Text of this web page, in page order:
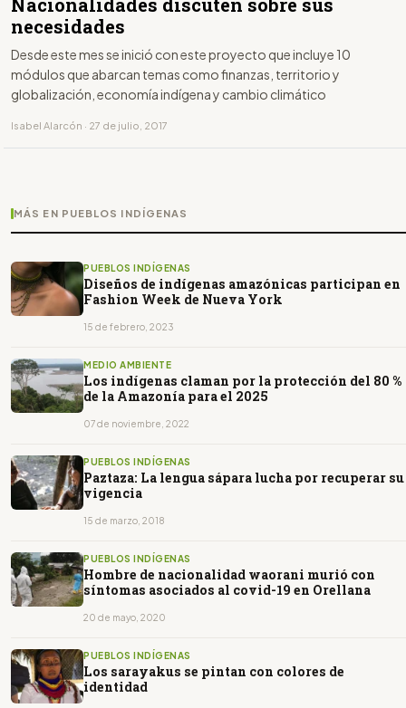
Nacionalidades discuten sobre sus
necesidades
Desde este mes se inició con este proyecto que incluye 10
módulos que abarcan temas como finanzas, territorio y
globalización, economía indígena y cambio climático
Isabel Alarcón · 27 de julio, 2017
MÁS EN PUEBLOS INDÍGENAS
PUEBLOS INDÍGENAS
Diseños de indígenas amazónicas participan en
Fashion Week de Nueva York
15 de febrero, 2023
MEDIO AMBIENTE
Los indígenas claman por la protección del 80 %
de la Amazonía para el 2025
07 de noviembre, 2022
PUEBLOS INDÍGENAS
Paztaza: La lengua sápara lucha por recuperar su
vigencia
15 de marzo, 2018
PUEBLOS INDÍGENAS
Hombre de nacionalidad waorani murió con
síntomas asociados al covid-19 en Orellana
20 de mayo, 2020
PUEBLOS INDÍGENAS
Los sarayakus se pintan con colores de
identidad